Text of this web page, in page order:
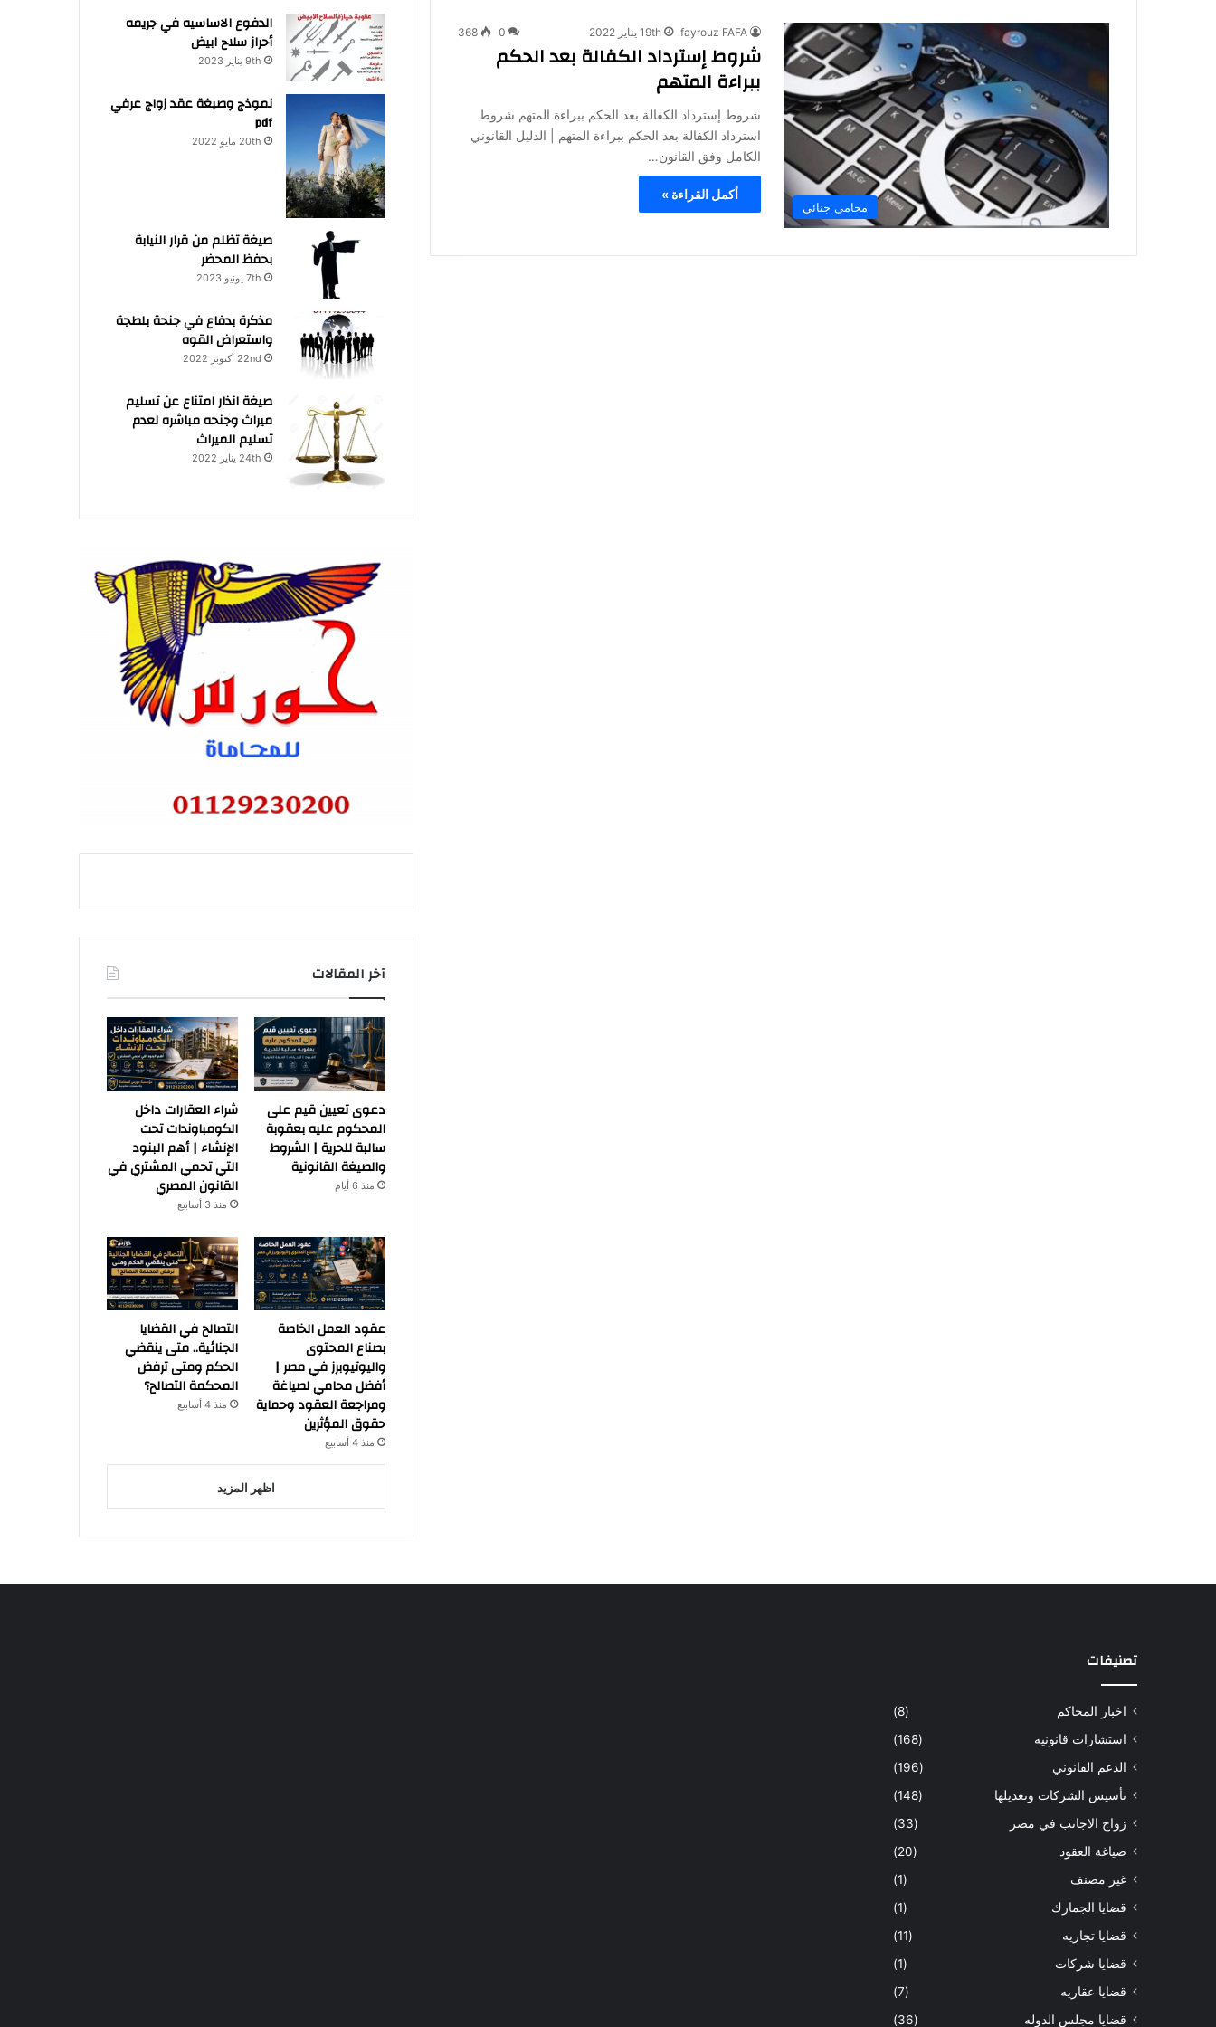
محامي جنائي
fayrouz FAFA 19th يناير 2022 0
368
شروط إسترداد الكفالة بعد الحكم
ببراءة المتهم
شروط إسترداد الكفالة بعد الحكم ببراءة المتهم شروط
استرداد الكفالة بعد الحكم ببراءة المتهم | الدليل القانوني
الكامل وفق القانون…
أكمل القراءة »
الدفوع الاساسيه في جريمه
أحراز سلاح ابيض
9th يناير 2023
نموذج وصيغة عقد زواج عرفي
pdf
20th مايو 2022
صيغة تظلم من قرار النيابة
بحفظ المحضر
7th يونيو 2023
مذكرة بدفاع في جنحة بلطجة
واستعراض القوه
22nd أكتوبر 2022
صيغة انذار امتناع عن تسليم
ميراث وجنحه مباشره لعدم
تسليم الميراث
24th يناير 2022
آخر المقالات
دعوى تعيين قيم على
المحكوم عليه بعقوبة
سالبة للحرية | الشروط
والصيغة القانونية
منذ 6 أيام
شراء العقارات داخل
الكومباوندات تحت
الإنشاء | أهم البنود
التي تحمي المشتري في
القانون المصري
منذ 3 أسابيع
عقود العمل الخاصة
بصناع المحتوى
واليوتيوبرز في مصر |
أفضل محامي لصياغة
ومراجعة العقود وحماية
حقوق المؤثرين
منذ 4 أسابيع
التصالح في القضايا
الجنائية.. متى ينقضي
الحكم ومتى ترفض
المحكمة التصالح؟
منذ 4 أسابيع
اظهر المزيد
تصنيفات
اخبار المحاكم
(8)
استشارات قانونيه
(168)
الدعم القانوني
(196)
تأسيس الشركات وتعديلها
(148)
زواج الاجانب في مصر
(33)
صياغة العقود
(20)
غير مصنف
(1)
قضايا الجمارك
(1)
قضايا تجاريه
(11)
قضايا شركات
(1)
قضايا عقاريه
(7)
قضايا مجلس الدوله
(36)